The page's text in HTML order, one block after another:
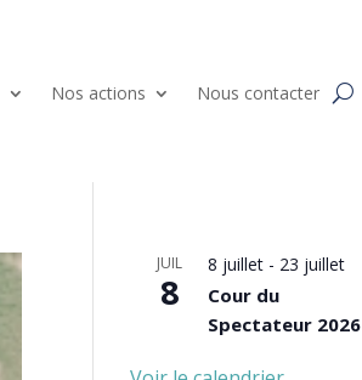
Nos actions Nous contacter
JUIL
8
8 juillet - 23 juillet
Cour du
Spectateur 2026